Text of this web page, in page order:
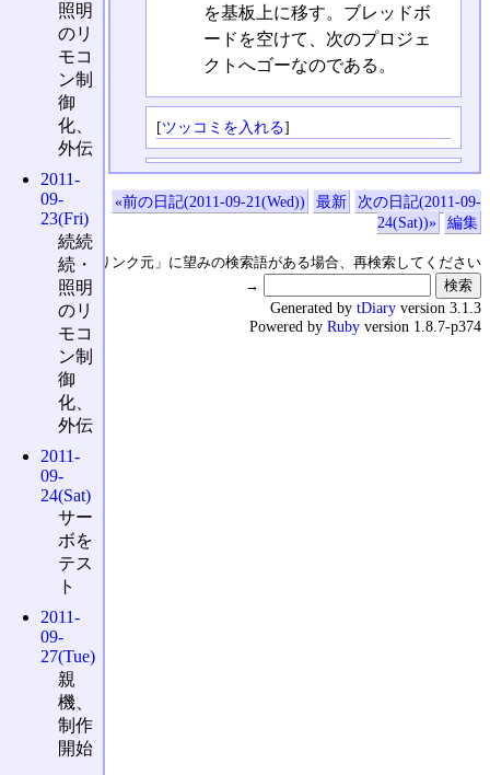
を基板上に移す。ブレッドボ
ードを空けて、次のプロジェ
クトへゴーなのである。
[ツッコミを入れる]
«前の日記(2011-09-21(Wed)) 最新
次の日記(2011-09-
24(Sat))»
編集
↑の「本日のリンク元」に望みの検索語がある場合、再検索してください
→
照明
のリ
モコ
ン制
御
化、
外伝
2011-
09-
23(Fri)
続続
続・
照明
のリ
モコ
ン制
御
化、
外伝
2011-
09-
24(Sat)
サー
ボを
テス
ト
2011-
09-
27(Tue)
親
機、
制作
開始
Generated by tDiary version 3.1.3
Powered by Ruby version 1.8.7-p374